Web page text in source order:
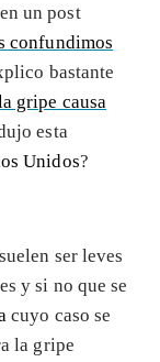
un post
confundimos
bastante
gripe causa
esta
Unidos?
ser leves
y si no que se
cuyo caso se
la gripe